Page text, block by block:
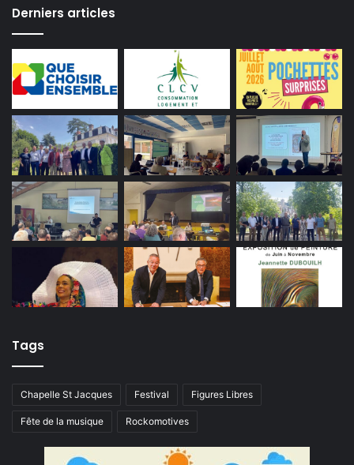
Derniers articles
Tags
Chapelle St Jacques Festival Figures Libres
Fête de la musique Rockomotives